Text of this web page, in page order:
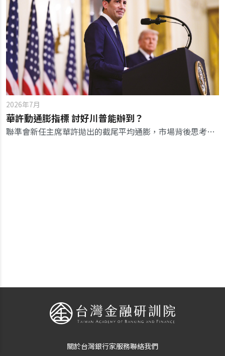
2026年7月
華許動通膨指標 討好川普能辦到？
聯準會新任主席華許拋出的截尾平均通膨，市場背後思考，這項指標恐非經濟因素，而是更多政治使命。
關於台灣銀行家服務聯絡我們